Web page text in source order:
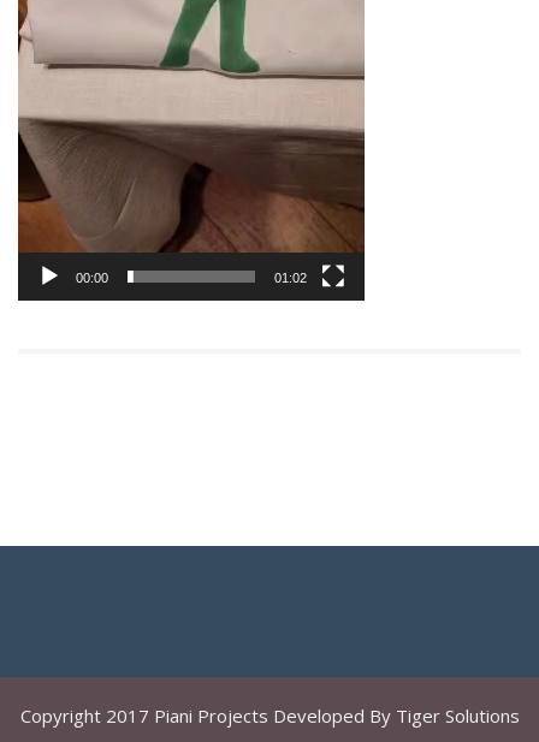
00:00 01:02
Copyright 2017 Piani Projects Developed By Tiger Solutions